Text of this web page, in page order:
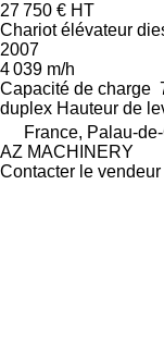
27 750 € HT
Chariot élévateur
2007
4 039 m/h
Capacité de charge
duplex Hauteur de
France, Palau-
AZ MACHINERY
Contacter le vendeur